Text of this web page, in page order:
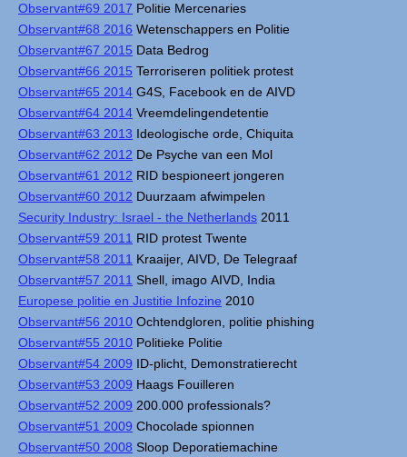
Observant#69 2017 Politie Mercenaries
Observant#68 2016 Wetenschappers en Politie
Observant#67 2015 Data Bedrog
Observant#66 2015 Terroriseren politiek protest
Observant#65 2014 G4S, Facebook en de AIVD
Observant#64 2014 Vreemdelingendetentie
Observant#63 2013 Ideologische orde, Chiquita
Observant#62 2012 De Psyche van een Mol
Observant#61 2012 RID bespioneert jongeren
Observant#60 2012 Duurzaam afwimpelen
Security Industry: Israel - the Netherlands 2011
Observant#59 2011 RID protest Twente
Observant#58 2011 Kraaijer, AIVD, De Telegraaf
Observant#57 2011 Shell, imago AIVD, India
Europese politie en Justitie Infozine 2010
Observant#56 2010 Ochtendgloren, politie phishing
Observant#55 2010 Politieke Politie
Observant#54 2009 ID-plicht, Demonstratierecht
Observant#53 2009 Haags Fouilleren
Observant#52 2009 200.000 professionals?
Observant#51 2009 Chocolade spionnen
Observant#50 2008 Sloop Deporatiemachine